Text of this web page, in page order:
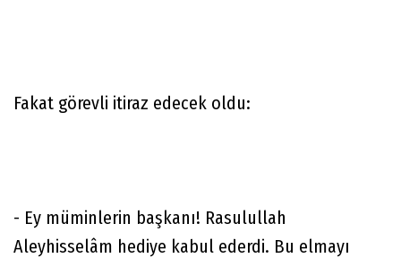
Fakat görevli itiraz edecek oldu:
- Ey müminlerin başkanı! Rasulullah
Aleyhisselâm hediye kabul ederdi. Bu elmayı